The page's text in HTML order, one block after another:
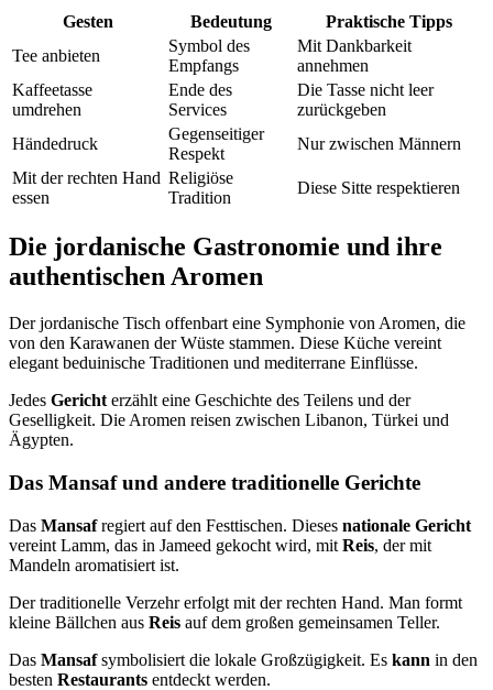
Gesten Bedeutung
Praktische Tipps
Tee anbieten
Symbol des
Empfangs
Mit Dankbarkeit
annehmen
Kaffeetasse
umdrehen
Ende des
Services
Die Tasse nicht leer
zurückgeben
Händedruck
Gegenseitiger
Respekt
Nur zwischen Männern
Mit der rechten Hand
essen
Religiöse
Tradition
Diese Sitte respektieren
Die jordanische Gastronomie und ihre
authentischen Aromen
Der jordanische Tisch offenbart eine Symphonie von Aromen, die
von den Karawanen der Wüste stammen. Diese Küche vereint
elegant beduinische Traditionen und mediterrane Einflüsse.
Jedes Gericht erzählt eine Geschichte des Teilens und der
Geselligkeit. Die Aromen reisen zwischen Libanon, Türkei und
Ägypten.
Das Mansaf und andere traditionelle Gerichte
Das Mansafregiert auf den Festtischen. Dieses nationale Gericht
vereint Lamm, das in Jameed gekocht wird, mit Reis, der mit
Mandeln aromatisiert ist.
Der traditionelle Verzehr erfolgt mit der rechten Hand. Man formt
kleine Bällchen aus Reis auf dem großen gemeinsamen Teller.
Das Mansafsymbolisiert die lokale Großzügigkeit. Es kann in den
besten Restaurants entdeckt werden.